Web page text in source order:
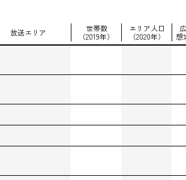
放送エリア
世帯数
（2019年）
エリア人口
（2020年）
想